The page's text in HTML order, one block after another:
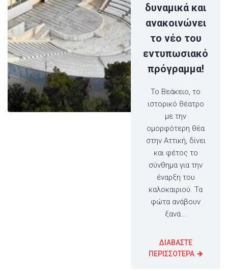
δυναμικά και
ανακοινώνει
το νέο του
εντυπωσιακό
πρόγραμμα!
Το Βεάκειο, το
ιστορικό θέατρο
με την
ομορφότερη θέα
στην Αττική, δίνει
και φέτος το
σύνθημα για την
έναρξη του
καλοκαιριού. Τα
φώτα ανάβουν
ξανά...
ΔΙΑΒΑΣΤΕ
ΠΕΡΙΣΣΟΤΕΡΑ